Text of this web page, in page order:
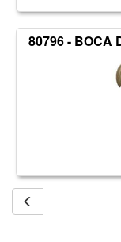
80796 - BOCA